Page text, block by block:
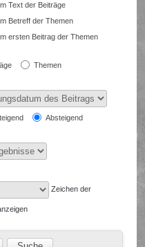
Text der Beiträge
Betreff der Themen
ersten Beitrag der Themen
Themen
Absteigend
Zeichen der